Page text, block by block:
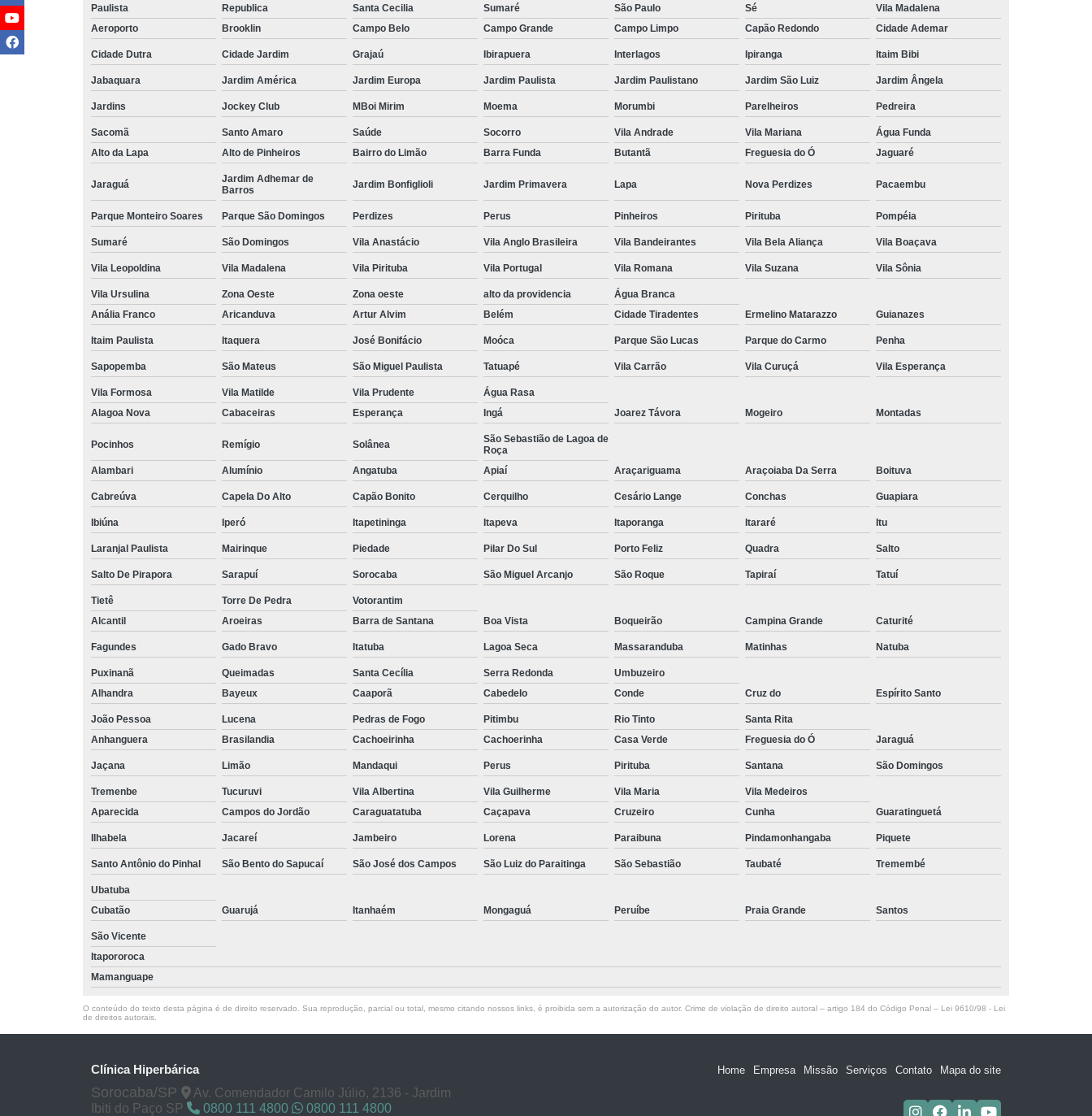
Tratamento Hiperbárico de úlcera Varicosa
Tratamento Hiperbárico Deiscência da Sutura
Tratamento Hiperbárico em Campina Grande
Tratamento Hiperbárico em João Pessoa
Tratamento Hiperbárico em São Paulo
Tratamento Hiperbárico em Sorocaba
Tratamento Hiperbárico em Taubaté
Tratamento Hiperbárico Necrose na Pele
Tratamento Hiperbárico para Cicatrização de Ferida Operatória
Tratamento Hiperbárico para Lesão Vascular
Hiperbárica Tratamento de Feridas
Tratamento Câmara Hiperbárica
Tratamento em Câmara Hiperbárica
Tratamento Feridas Câmara Hiperbárica
Tratamento Hiperbárica
Tratamento Hiperbárica em Campina Grande
Tratamento Hiperbárica em João Pessoa
Tratamento Hiperbárica em São Paulo
Tratamento Hiperbárica em Sorocaba
Tratamento Hiperbárica em Taubaté
Tratamento por Hiperbárica
Tratamento de Feridas Oxigenoterapia Hiperbárica
Tratamento de Oxigenoterapia
Tratamento de Oxigenoterapia em Campina Grande
Tratamento de Oxigenoterapia em João Pessoa
Tratamento de Oxigenoterapia em São Paulo
Tratamento de Oxigenoterapia em Sorocaba
Tratamento de Oxigenoterapia em Taubaté
Tratamento de Oxigenoterapia Hiperbárica
Tratamento para Oxigenoterapia
Paulista Republica Santa Cecilia Sumaré São Paulo Sé
Vila Madalena
Aeroporto
Brooklin Campo Belo Campo Grande Campo Limpo Capão Redondo Cidade Ademar
Cidade Dutra Cidade Jardim Grajaú Ibirapuera Interlagos Ipiranga Itaim Bibi
Jabaquara Jardim América Jardim Europa Jardim Paulista Jardim Paulistano Jardim São Luiz Jardim Ângela
Jardins Jockey Club MBoi Mirim Moema Morumbi Parelheiros Pedreira
Sacomã Santo Amaro Saúde Socorro Vila Andrade Vila Mariana
Água Funda
Alto da Lapa
Alto de Pinheiros Bairro do Limão Barra Funda Butantã Freguesia do Ó Jaguaré
Jaraguá
Jardim Adhemar de
Barros
Jardim Bonfiglioli Jardim Primavera Lapa Nova Perdizes Pacaembu
Parque Monteiro Soares Parque São Domingos Perdizes Perus Pinheiros Pirituba Pompéia
Sumaré São Domingos Vila Anastácio Vila Anglo Brasileira Vila Bandeirantes Vila Bela Aliança Vila Boaçava
Vila Leopoldina Vila Madalena Vila Pirituba Vila Portugal Vila Romana Vila Suzana Vila Sônia
Vila Ursulina Zona Oeste Zona oeste alto da providencia
Água Branca
Anália Franco
Aricanduva Artur Alvim Belém Cidade Tiradentes Ermelino Matarazzo Guianazes
Itaim Paulista Itaquera José Bonifácio Moóca Parque São Lucas Parque do Carmo Penha
Sapopemba São Mateus São Miguel Paulista Tatuapé Vila Carrão Vila Curuçá Vila Esperança
Vila Formosa Vila Matilde Vila Prudente
Água Rasa
Alagoa Nova
Cabaceiras Esperança Ingá Joarez Távora Mogeiro Montadas
Pocinhos Remígio Solânea
São Sebastião de Lagoa de
Roça
Alambari
Alumínio Angatuba Apiaí Araçariguama Araçoiaba Da Serra Boituva
Cabreúva Capela Do Alto Capão Bonito Cerquilho Cesário Lange Conchas Guapiara
Ibiúna Iperó Itapetininga Itapeva Itaporanga Itararé Itu
Laranjal Paulista Mairinque Piedade Pilar Do Sul Porto Feliz Quadra Salto
Salto De Pirapora Sarapuí Sorocaba São Miguel Arcanjo São Roque Tapiraí Tatuí
Tietê Torre De Pedra
Votorantim
Alcantil
Aroeiras Barra de Santana Boa Vista Boqueirão Campina Grande Caturité
Fagundes Gado Bravo Itatuba Lagoa Seca Massaranduba Matinhas Natuba
Puxinanã Queimadas Santa Cecília Serra Redonda
Umbuzeiro
Alhandra
Bayeux Caaporã Cabedelo Conde Cruz do Espírito Santo
João Pessoa Lucena Pedras de Fogo Pitimbu Rio Tinto
Santa Rita
Anhanguera
Brasilandia Cachoeirinha Cachoerinha Casa Verde Freguesia do Ó Jaraguá
Jaçana Limão Mandaqui Perus Pirituba Santana São Domingos
Tremenbe Tucuruvi Vila Albertina Vila Guilherme Vila Maria
Vila Medeiros
Aparecida
Campos do Jordão Caraguatatuba Caçapava Cruzeiro Cunha Guaratinguetá
Ilhabela Jacareí Jambeiro Lorena Paraibuna Pindamonhangaba Piquete
Santo Antônio do Pinhal São Bento do Sapucaí São José dos Campos São Luiz do Paraitinga São Sebastião Taubaté Tremembé
Ubatuba
Cubatão
Guarujá Itanhaém Mongaguá Peruíbe Praia Grande Santos
São Vicente
Itapororoca
Mamanguape
O conteúdo do texto desta página é de direito reservado. Sua reprodução, parcial ou total, mesmo citando nossos links, é proibida sem a autorização do autor. Crime de violação de direito autoral – artigo 184 do Código Penal – Lei 9610/98 - Lei
de direitos autorais
Clínica Hiperbárica
Sorocaba/SP
Av. Comendador Camilo Júlio, 2136 - Jardim
Ibiti do Paço SP
0800 111 4800 0800 111 4800
Home Empresa Missão Serviços Contato Mapa do site